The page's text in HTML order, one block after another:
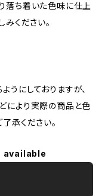
落ち着いた色味に仕上
みください。
うにしておりますが、
により実際の商品と色
承ください。
available